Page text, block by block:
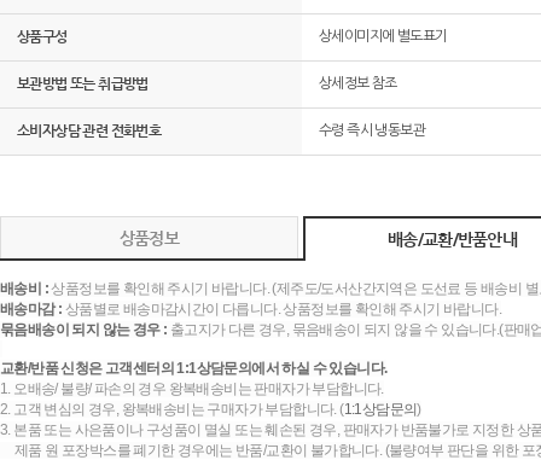
상품구성 상세이미지에 별도표기
보관방법 또는 취급방법 상세정보 참조
소비자상담 관련 전화번호 수령 즉시 냉동보관
상품정보 배송/교환/반품안내
배송비 :상품정보를 확인해 주시기 바랍니다. (제주도/도서산간지역은 도선료 등 배송비
배송마감 : 상품별로 배송마감시간이 다릅니다. 상품정보를 확인해 주시기 바랍니다.
묶음배송이 되지 않는 경우 : 출고지가 다른 경우, 묶음배송이 되지 않을 수 있습니다.(판
교환/반품 신청은 고객센터의 1:1상담문의에서 하실 수 있습니다.
1. 오배송/ 불량/ 파손의 경우 왕복배송비는 판매자가 부담합니다.
2. 고객 변심의 경우, 왕복배송비는 구매자가 부담합니다. (1:1상담문의)
3. 본품 또는 사은품이나 구성품이 멸실 또는 훼손된 경우, 판매자가 반품불가로 지정한 상
제품 원 포장박스를 폐기한 경우에는 반품/교환이 불가합니다. (불량여부 판단을 위한